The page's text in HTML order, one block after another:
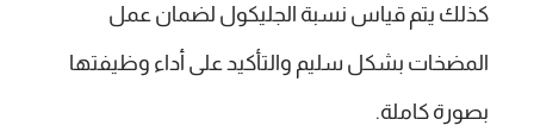
كذلك يتم قياس نسبة الجليكول لضمان عمل
المضخات بشكل سليم والتأكيد على أداء وظيفتها
بصورة كاملة.